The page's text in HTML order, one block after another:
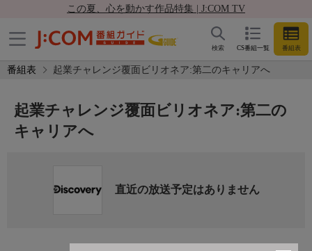
この夏、心を動かす作品特集 | J:COM TV
CS番組一覧 番組表
検索
番組表 起業チャレンジ覆面ビリオネア:第二のキャリアへ
起業チャレンジ覆面ビリオネア:第二の
キャリアへ
直近の放送予定はありません